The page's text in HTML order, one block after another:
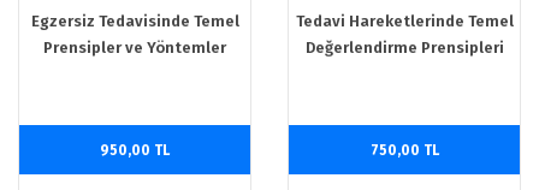
Egzersiz Tedavisinde Temel
Prensipler ve Yöntemler
950,00 TL
Tedavi Hareketlerinde Temel
Değerlendirme Prensipleri
750,00 TL